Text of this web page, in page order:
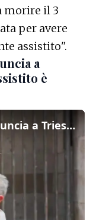
morire il 3
per avere
assistito".
a
è
Fine vita, Cappato si autodenuncia a Trieste: "Negare il suicidio assistito è violenza di Stato"